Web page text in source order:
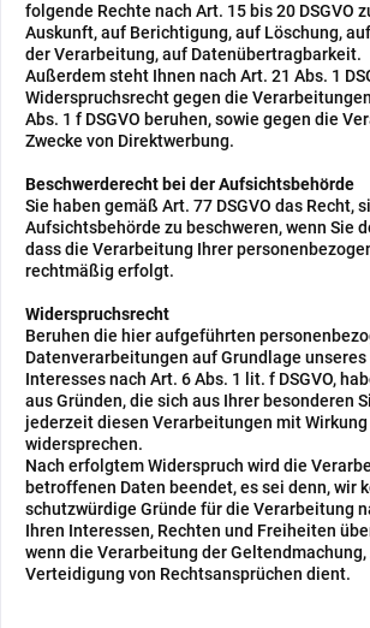
folgende Rechte nach Art. 15 bis 20 DSGVO
Auskunft, auf Berichtigung, auf Löschung,
der Verarbeitung, auf Datenübertragbarkeit.
Außerdem steht Ihnen nach Art. 21 Abs. 1
Widerspruchsrecht gegen die
Abs. 1 f DSGVO beruhen, sowie gegen die
Zwecke von Direktwerbung.
Beschwerderecht bei der Aufsichtsbehörde
Sie haben gemäß Art. 77 DSGVO das Recht,
Aufsichtsbehörde zu beschweren, wenn Sie
dass die Verarbeitung Ihrer
rechtmäßig erfolgt.
Widerspruchsrecht
Beruhen die hier aufgeführten
Datenverarbeitungen auf Grundlage
Interesses nach Art. 6 Abs. 1 lit. f DSGVO,
aus Gründen, die sich aus Ihrer besonderen
jederzeit diesen Verarbeitungen mit
widersprechen.
Nach erfolgtem Widerspruch wird die
betroffenen Daten beendet, es sei denn, wir
schutzwürdige Gründe für die Verarbeitung
Ihren Interessen, Rechten und Freiheiten
wenn die Verarbeitung der
Verteidigung von Rechtsansprüchen dient.